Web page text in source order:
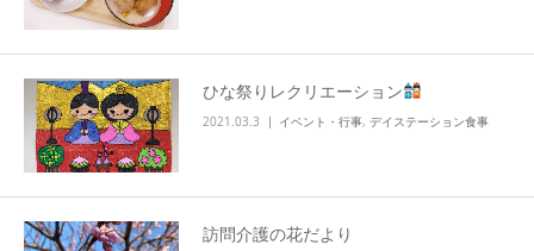
ひな祭りレクリエーション
2021.03.3 イベント・行事, デイステーション食事
訪問介護の花だより